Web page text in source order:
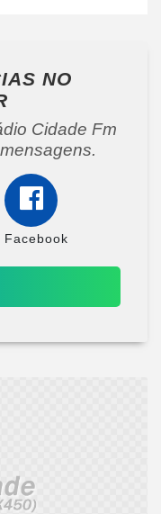
NO
Cidade Fm
Facebook